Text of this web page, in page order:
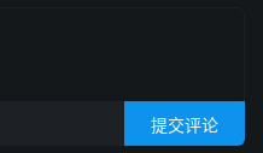
提交评论